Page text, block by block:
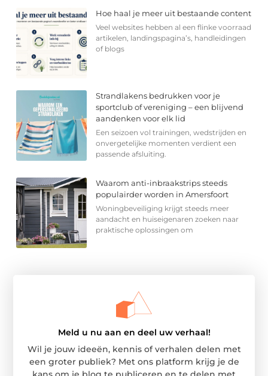
Hoe haal je meer uit bestaande content
Veel websites hebben al een flinke voorraad
artikelen, landingspagina’s, handleidingen
of blogs
Strandlakens bedrukken voor je
sportclub of vereniging – een blijvend
aandenken voor elk lid
Een seizoen vol trainingen, wedstrijden en
onvergetelijke momenten verdient een
passende afsluiting.
Waarom anti-inbraakstrips steeds
populairder worden in Amersfoort
Woningbeveiliging krijgt steeds meer
aandacht en huiseigenaren zoeken naar
praktische oplossingen om
Meld u nu aan en deel uw verhaal!
Wil je jouw ideeën, kennis of verhalen delen met
een groter publiek? Met ons platform krijg je de